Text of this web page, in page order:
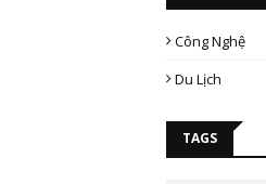
Công Nghệ
Du Lịch
TAGS